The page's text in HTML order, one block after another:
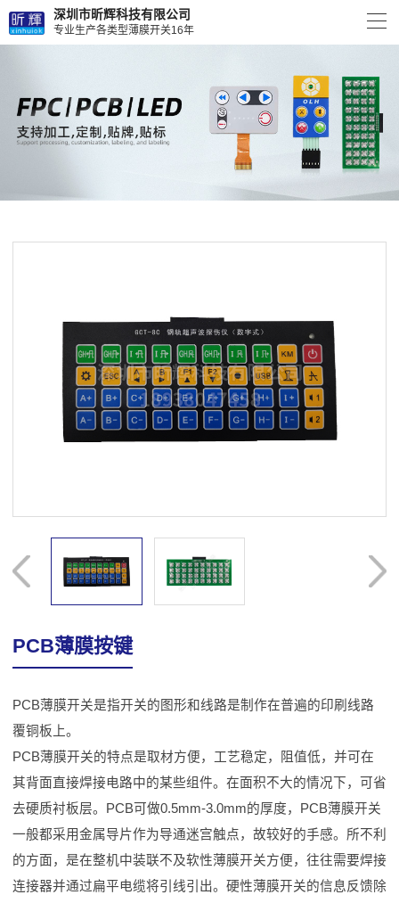
深圳市昕辉科技有限公司
专业生产各类型薄膜开关16年
PCB薄膜按键
PCB薄膜开关是指开关的图形和线路是制作在普遍的印刷线路
覆铜板上。
PCB薄膜开关的特点是取材方便，工艺稳定，阻值低，并可在
其背面直接焊接电路中的某些组件。在面积不大的情况下，可省
去硬质衬板层。PCB可做0.5mm-3.0mm的厚度，PCB薄膜开关
一般都采用金属导片作为导通迷宫触点，故较好的手感。所不利
的方面，是在整机中装联不及软性薄膜开关方便，往往需要焊接
连接器并通过扁平电缆将引线引出。硬性薄膜开关的信息反馈除